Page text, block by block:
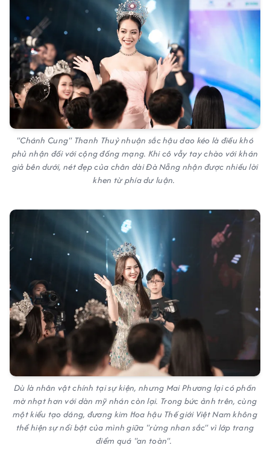
"Chánh Cung" Thanh Thuỷ nhuận sắc hậu dao kéo là điều khó
phủ nhận đối với cộng đồng mạng. Khi cô vẫy tay chào với khán
giả bên dưới, nét đẹp của chân dài Đà Nẵng nhận được nhiều lời
khen từ phía dư luận.
Dù là nhân vật chính tại sự kiện, nhưng Mai Phương lại có phần
mờ nhạt hơn với dàn mỹ nhán còn lại. Trong bức ảnh trên, cùng
một kiểu tạo dáng, đương kim Hoa hậu Thế giới Việt Nam không
thể hiện sự nổi bật của mình giữa "rừng nhan sắc" vì lớp trang
điểm quá "an toàn".